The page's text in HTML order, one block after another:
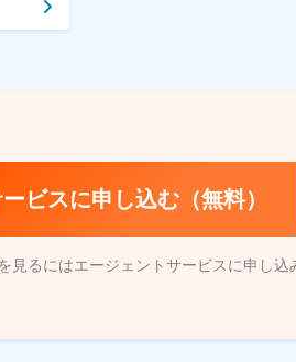
ビスに申し込む（無料）
見るにはエージェントサービスに申し込